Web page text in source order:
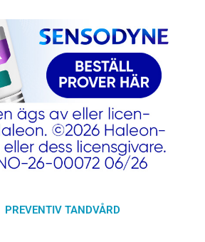
PREVENTIV TANDVÅRD